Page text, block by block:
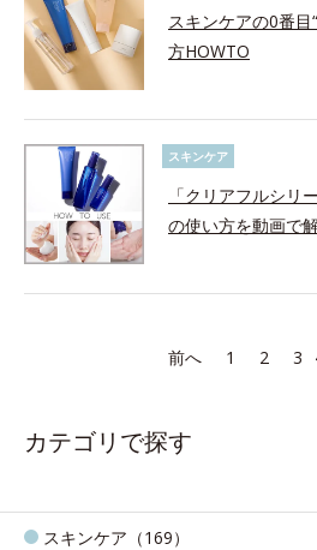
スキンケアの0番目
方HOWTO
スキンケア
「クリアフルシリ
の使い方を動画で
前へ 1 2 3
カテゴリで探す
スキンケア（169）